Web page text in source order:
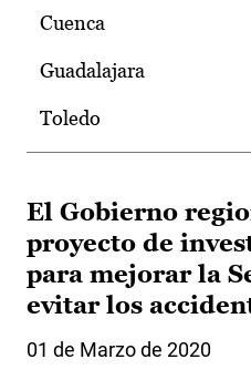
Cuenca
Guadalajara
Toledo
El Gobierno
proyecto de
para mejorar la
evitar los
01 de Marzo de 2020